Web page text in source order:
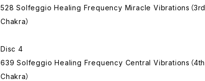
528 Solfeggio Healing Frequency Miracle Vibrations（3rd
Chakra）
Disc 4
639 Solfeggio Healing Frequency Central Vibrations（4th
Chakra）